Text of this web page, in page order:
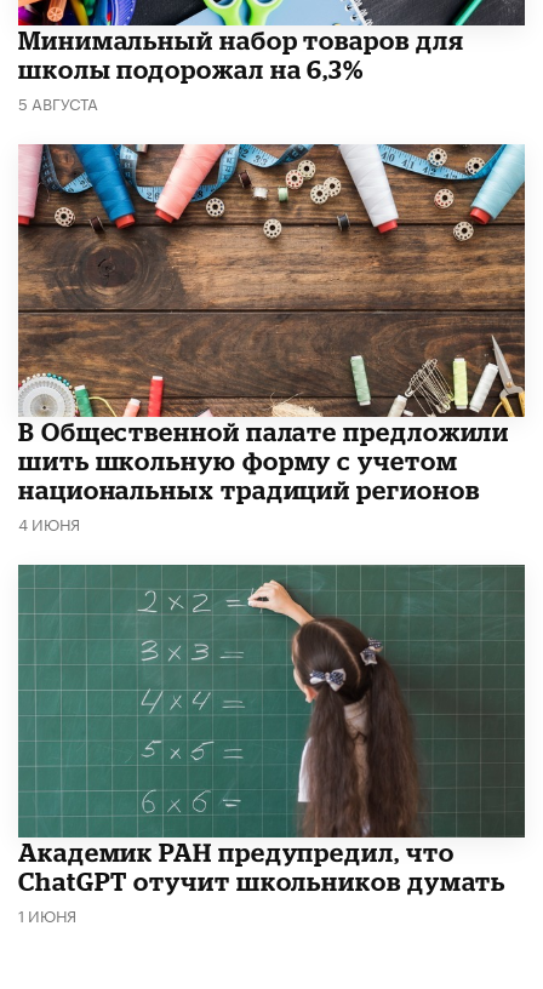
Минимальный набор товаров для
школы подорожал на 6,3%
5 АВГУСТА
В Общественной палате предложили
шить школьную форму с учетом
национальных традиций регионов
4 ИЮНЯ
Академик РАН предупредил, что
ChatGPT отучит школьников думать
1 ИЮНЯ